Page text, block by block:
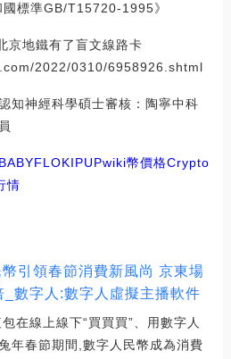
國標準GB/T15720-1995》
京地鐵有了盲文線路卡
2022/0310/6958926.shtml
知神經科學碩士審核：陶寧中科
BABYFLOKIPUPwiki幣價格Crypto
情
引領春節消費新風尚 京東場
數字人:數字人虛擬主播軟件
在線上線下“買買買”、用數字人
春節期間,數字人民幣成為消費